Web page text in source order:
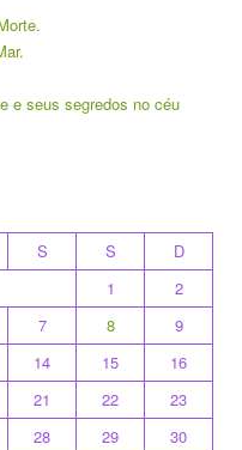
e seus segredos no céu
S S
D
1
2
7 8
9
14 15
16
21 22
23
28 29
30